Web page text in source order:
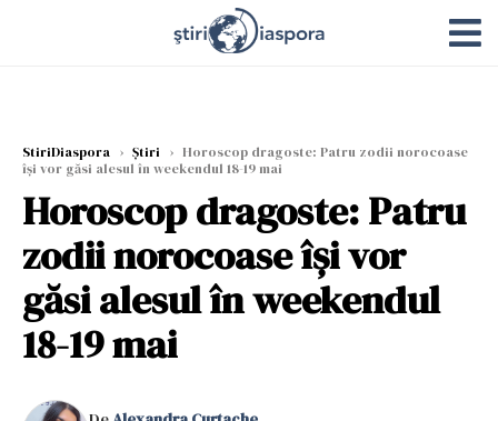
StiriDiaspora › Știri › Horoscop dragoste: Patru zodii norocoase
își vor găsi alesul în weekendul 18-19 mai
Horoscop dragoste: Patru
zodii norocoase își vor
găsi alesul în weekendul
18-19 mai